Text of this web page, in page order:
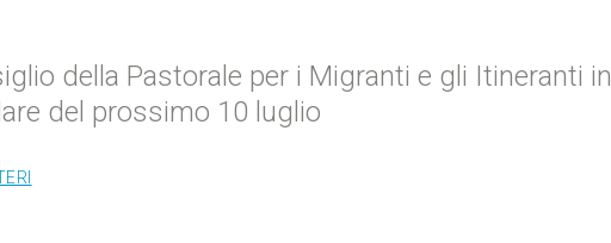
della Pastorale per i Migranti e gli Itineranti in
del prossimo 10 luglio